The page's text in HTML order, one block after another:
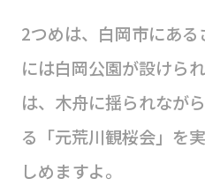
2つめは、白岡市にあ
には白岡公園が設けら
は、木舟に揺られなが
る「元荒川観桜会」を
しめますよ。